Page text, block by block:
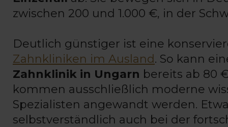
zwischen 200 und 1.000 €, in der
Deutlich günstiger ist eine
Zahnkliniken im Ausland. So kann
Zahnklinik in Ungarn bereits ab 80
kommen ausschließlich moderne
Spezialisten angewandt werden.
selbstverständlich auch bei der